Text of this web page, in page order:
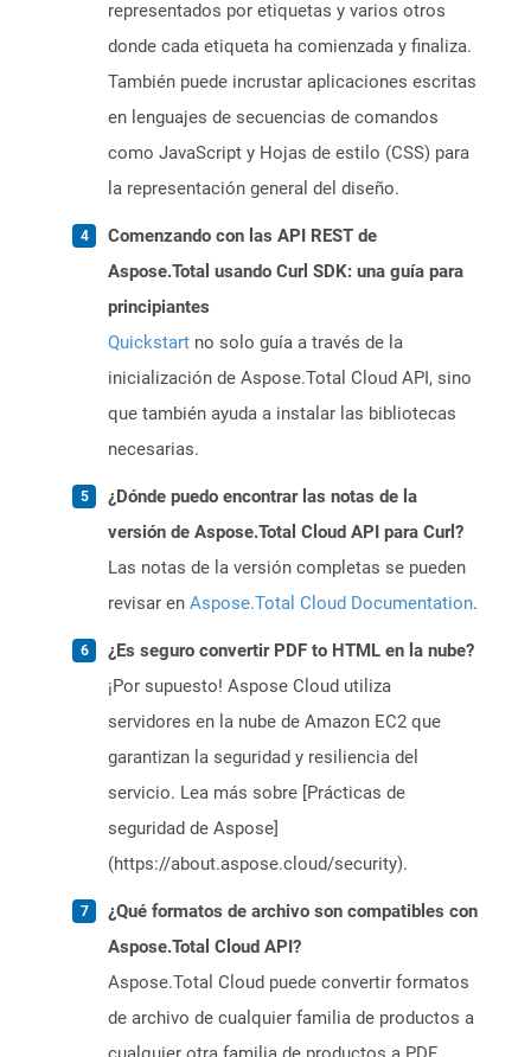
representados por etiquetas y varios otros
donde cada etiqueta ha comienzada y finaliza.
También puede incrustar aplicaciones escritas
en lenguajes de secuencias de comandos
como JavaScript y Hojas de estilo (CSS) para
la representación general del diseño.
Comenzando con las API REST de
Aspose.Total usando Curl SDK: una guía para
principiantes
Quickstart no solo guía a través de la
inicialización de Aspose.Total Cloud API, sino
que también ayuda a instalar las bibliotecas
necesarias.
¿Dónde puedo encontrar las notas de la
versión de Aspose.Total Cloud API para Curl?
Las notas de la versión completas se pueden
revisar en Aspose.Total Cloud Documentation.
¿Es seguro convertir PDF to HTML en la nube?
¡Por supuesto! Aspose Cloud utiliza
servidores en la nube de Amazon EC2 que
garantizan la seguridad y resiliencia del
servicio. Lea más sobre [Prácticas de
seguridad de Aspose]
(https://about.aspose.cloud/security).
¿Qué formatos de archivo son compatibles con
Aspose.Total Cloud API?
Aspose.Total Cloud puede convertir formatos
de archivo de cualquier familia de productos a